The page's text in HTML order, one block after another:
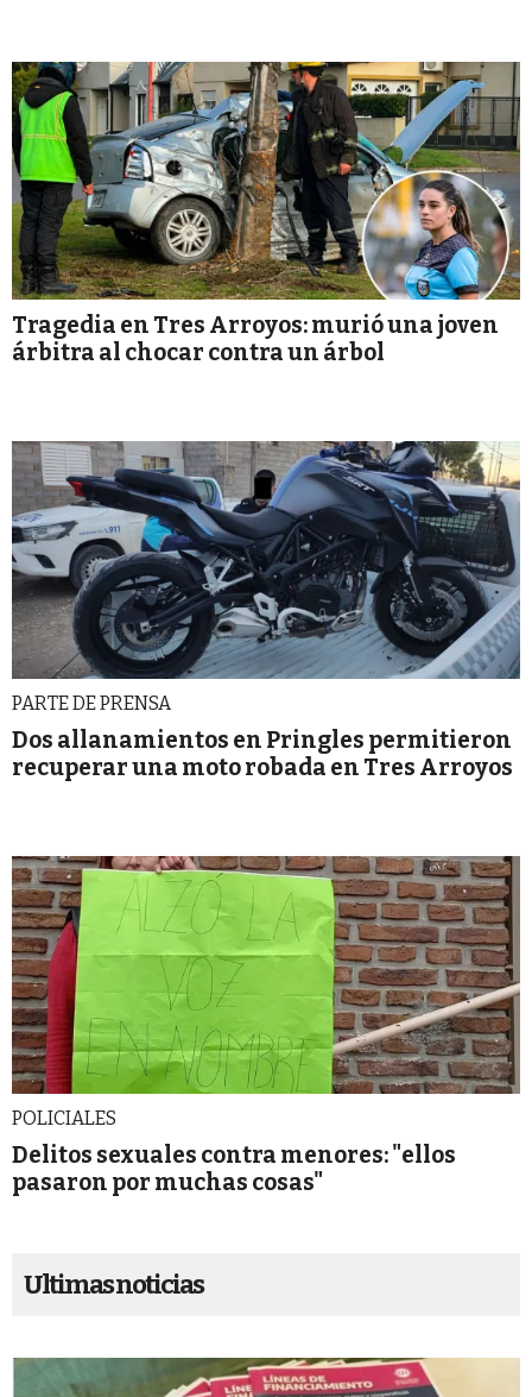
Tragedia en Tres Arroyos: murió una joven
árbitra al chocar contra un árbol
PARTE DE PRENSA
Dos allanamientos en Pringles permitieron
recuperar una moto robada en Tres Arroyos
POLICIALES
Delitos sexuales contra menores: "ellos
pasaron por muchas cosas"
Ultimas noticias